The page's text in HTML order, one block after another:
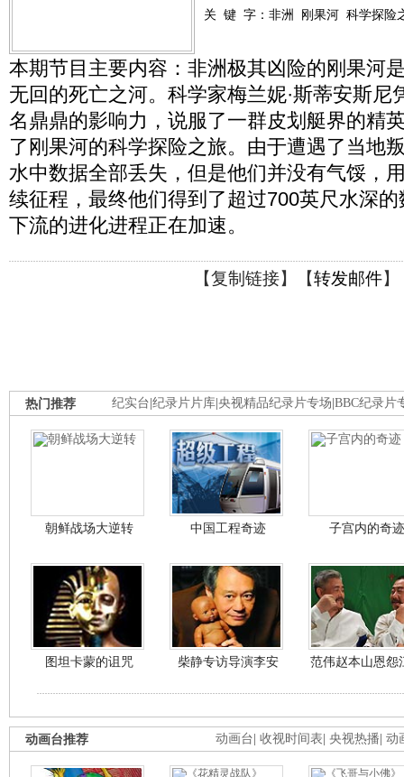
关 键 字： 非洲 刚果河 科学探险
本期节目主要内容：非洲极其凶险的刚果河
无回的死亡之河。科学家梅兰妮·斯蒂安斯尼
名鼎鼎的影响力，说服了一群皮划艇界的精
了刚果河的科学探险之旅。由于遭遇了当地
水中数据全部丢失，但是他们并没有气馁，
续征程，最终他们得到了超过700英尺水深
下流的进化进程正在加速。
【复制链接】【转发邮件】
纪实台 纪录片片库 央视精品纪录片专场 BBC纪录片
热门推荐
朝鲜战场大逆转 中国工程奇迹 子宫内的奇迹
图坦卡蒙的诅咒 柴静专访导演李安 范伟赵本山恩怨
动画台 收视时间表 央视热播 动
动画台推荐